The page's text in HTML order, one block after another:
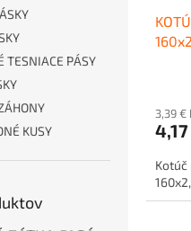
TESNIACE PÁSY
KUSY
3,39 €
Kotúč